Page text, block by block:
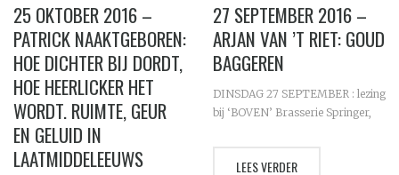
25 OKTOBER 2016 –
PATRICK NAAKTGEBOREN:
HOE DICHTER BIJ DORDT,
HOE HEERLICKER HET
WORDT. RUIMTE, GEUR
EN GELUID IN
LAATMIDDELEEUWS
27 SEPTEMBER 2016 –
ARJAN VAN ’T RIET: GOUD
BAGGEREN
DINSDAG 27 SEPTEMBER : lezing
bij ‘BOVEN’ Brasserie Springer,
Vooraf is er (vrijblijvend)
LEES VERDER